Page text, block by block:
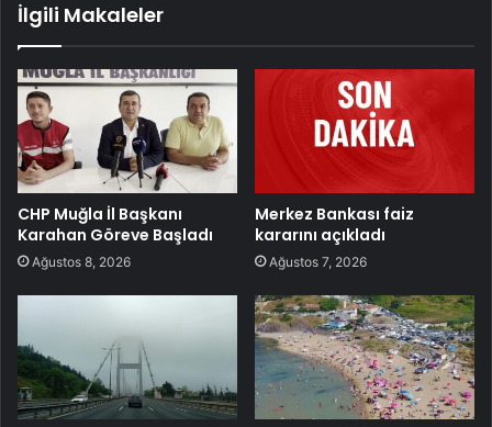
İlgili Makaleler
CHP Muğla İl Başkanı
Karahan Göreve Başladı
Ağustos 8, 2026
Merkez Bankası faiz
kararını açıkladı
Ağustos 7, 2026